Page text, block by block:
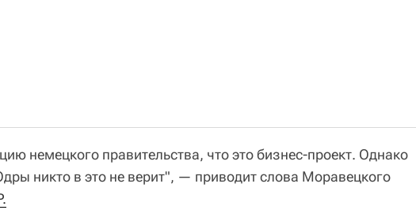
немецкого правительства, что это бизнес-проект. Однако
никто в это не верит", — приводит слова Моравецкого